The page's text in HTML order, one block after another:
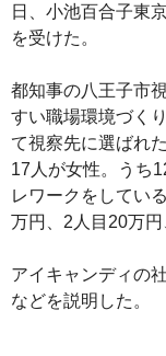
日、小池百合子東
を受けた。
都知事の八王子市
すい職場環境づく
て視察先に選ばれ
17人が女性。うち
レワークをしてい
万円、2人目20万円
アイキャンディの
などを説明した。